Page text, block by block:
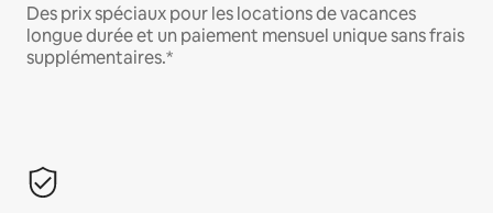
Des prix spéciaux pour les locations de vacances
longue durée et un paiement mensuel unique sans frais
supplémentaires.*